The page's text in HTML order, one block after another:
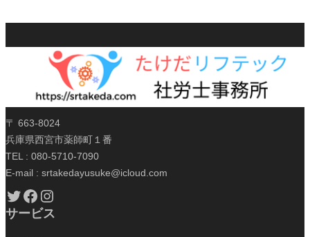
〒 663-8024
兵庫県西宮市薬師町１番
TEL : 080-5710-7090
E-mail : srtakedayusuke@icloud.com
Twitter Facebook Instagram
サービス